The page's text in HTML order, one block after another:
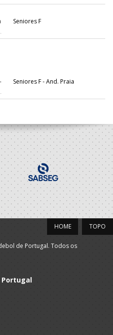
Seniores F
Seniores F - And. Praia
Seniores F - And. Praia
Seniores F
TOPO
HOME
de Portugal. Todos os
Portugal